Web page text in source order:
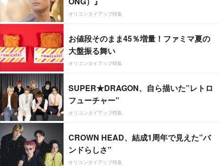
オリコンタイアップ特集
お値段そのまま45％増量！ファミマ夏の
大盤振る舞い
オリコンタイアップ特集
SUPER★DRAGON、自ら描いた”レトロ
フューチャー”
オリコンタイアップ特集
CROWN HEAD、結成1周年で見えた”バ
ンドらしさ”
オリコンタイアップ特集